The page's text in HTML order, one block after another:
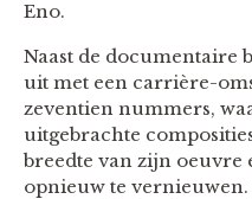
Eno.
Naast de documentaire
uit met een carrière-
zeventien nummers,
uitgebrachte
breedte van zijn oeuvre
opnieuw te